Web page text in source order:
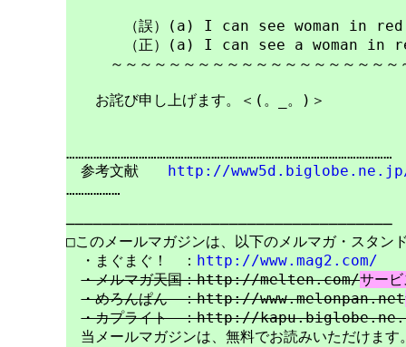
（誤）(a) I can see woman in
（正）(a) I can see a woman in
～～～～～～～～～～～～～～～～～～～～
お詫び申し上げます。＜(。_。)＞
………………………………………………………………………………………………
参考文献 http://
………………
────────────────────────────────────
□このメールマガジンは、以下のメルマガ・スタン
・まぐまぐ！　： http://www.mag2.com/
・メルマガ天国：http://melten.com/サー
・めろんぱん　：http://www.melonpan.net
・カプライト　：http://
当メールマガジンは、無料でお読みいただけます